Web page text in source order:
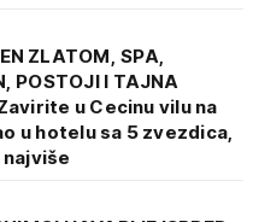
ZLATOM, SPA,
POSTOJI I TAJNA
u Cecinu vilu na
u hotelu sa 5 zvezdica,